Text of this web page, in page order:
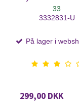
33
3332831-U
På lager i
299,00 DKK